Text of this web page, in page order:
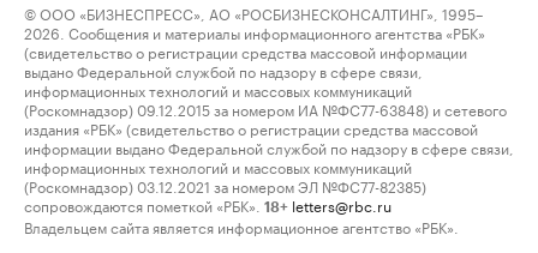
© ООО «БИЗНЕСПРЕСС», АО «РОСБИЗНЕСКОНСАЛТИНГ», 1995–
2026. Сообщения и материалы информационного агентства «РБК»
(свидетельство о регистрации средства массовой информации
выдано Федеральной службой по надзору в сфере связи,
информационных технологий и массовых коммуникаций
(Роскомнадзор) 09.12.2015 за номером ИА №ФС77-63848) и сетевого
издания «РБК» (свидетельство о регистрации средства массовой
информации выдано Федеральной службой по надзору в сфере связи,
информационных технологий и массовых коммуникаций
(Роскомнадзор) 03.12.2021 за номером ЭЛ №ФС77-82385)
сопровождаются пометкой «РБК».
18+ letters@rbc.ru
Владельцем сайта является информационное агентство «РБК».